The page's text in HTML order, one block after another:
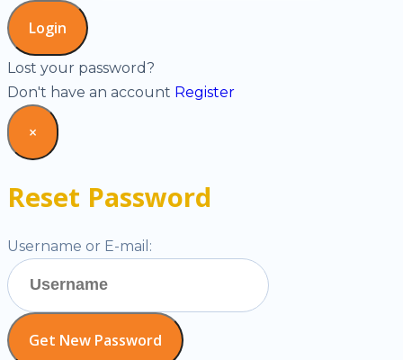
Lost your password?
Don't have an account Register
×
Reset Password
Username or E-mail: